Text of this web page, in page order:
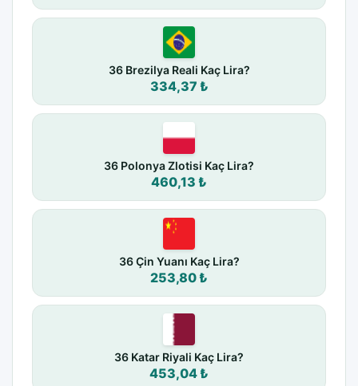
36 Brezilya Reali Kaç Lira?
334,37 ₺
36 Polonya Zlotisi Kaç Lira?
460,13 ₺
36 Çin Yuanı Kaç Lira?
253,80 ₺
36 Katar Riyali Kaç Lira?
453,04 ₺